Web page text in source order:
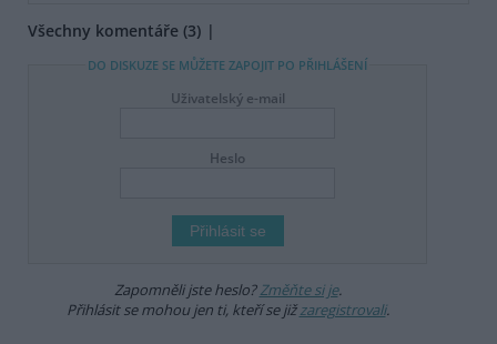
Všechny komentáře (3)
DO DISKUZE SE MŮŽETE ZAPOJIT PO PŘIHLÁŠENÍ
Uživatelský e-mail
Heslo
Zapomněli jste heslo?Změňte si je.
Přihlásit se mohou jen ti, kteří se jižzaregistrovali.